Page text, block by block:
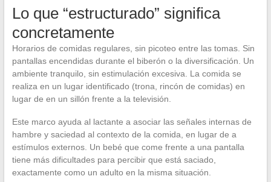
Lo que “estructurado” significa
concretamente
Horarios de comidas regulares, sin picoteo entre las tomas. Sin
pantallas encendidas durante el biberón o la diversificación. Un
ambiente tranquilo, sin estimulación excesiva. La comida se
realiza en un lugar identificado (trona, rincón de comidas) en
lugar de en un sillón frente a la televisión.
Este marco ayuda al lactante a asociar las señales internas de
hambre y saciedad al contexto de la comida, en lugar de a
estímulos externos. Un bebé que come frente a una pantalla
tiene más dificultades para percibir que está saciado,
exactamente como un adulto en la misma situación.